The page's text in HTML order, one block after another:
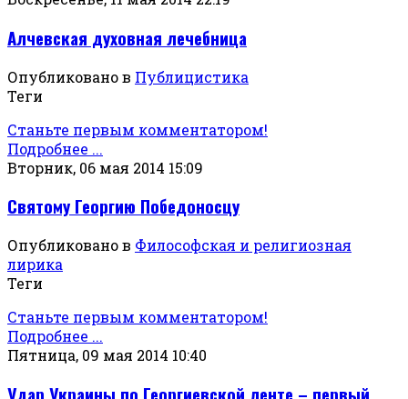
Алчевская духовная лечебница
Опубликовано в Публицистика
Теги
Станьте первым комментатором!
Подробнее ...
Вторник, 06 мая 2014 15:09
Святому Георгию Победоносцу
Опубликовано в Философская и религиозная
лирика
Теги
Станьте первым комментатором!
Подробнее ...
Пятница, 09 мая 2014 10:40
Удар Украины по Георгиевской ленте – первый